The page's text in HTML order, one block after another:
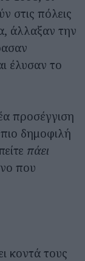
στις πόλεις
άλλαξαν την
έλυσαν το
προσέγγιση
δημοφιλή
πάει
που
κοντά τους